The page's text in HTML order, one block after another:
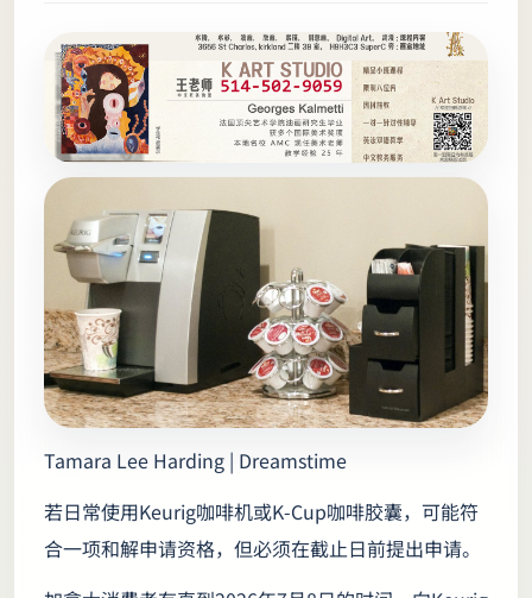
Tamara Lee Harding | Dreamstime
若日常使用Keurig咖啡机或K‑Cup咖啡胶囊，可能符
合一项和解申请资格，但必须在截止日前提出申请。